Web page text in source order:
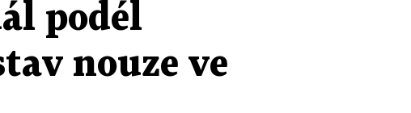
podél
nouze ve